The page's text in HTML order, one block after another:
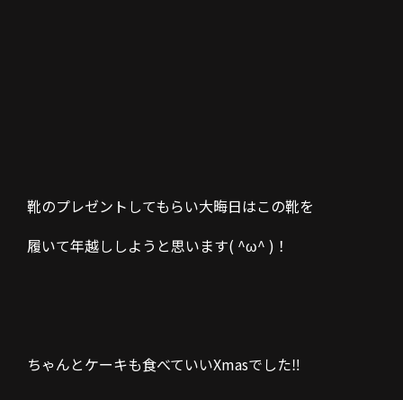
靴のプレゼントしてもらい大晦日はこの靴を
履いて年越ししようと思います( ^ω^ )！
ちゃんとケーキも食べていいXmasでした‼︎